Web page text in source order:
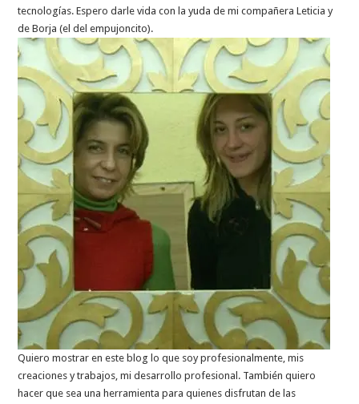
tecnologías. Espero darle vida con la yuda de mi compañera Leticia y
de Borja (el del empujoncito).
Quiero mostrar en este blog lo que soy profesionalmente, mis
creaciones y trabajos, mi desarrollo profesional. También quiero
hacer que sea una herramienta para quienes disfrutan de las